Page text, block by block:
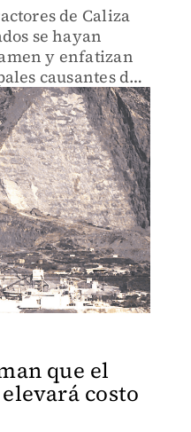
de Caliza
se hayan
y enfatizan
causantes de
metrópoli
que el
costo